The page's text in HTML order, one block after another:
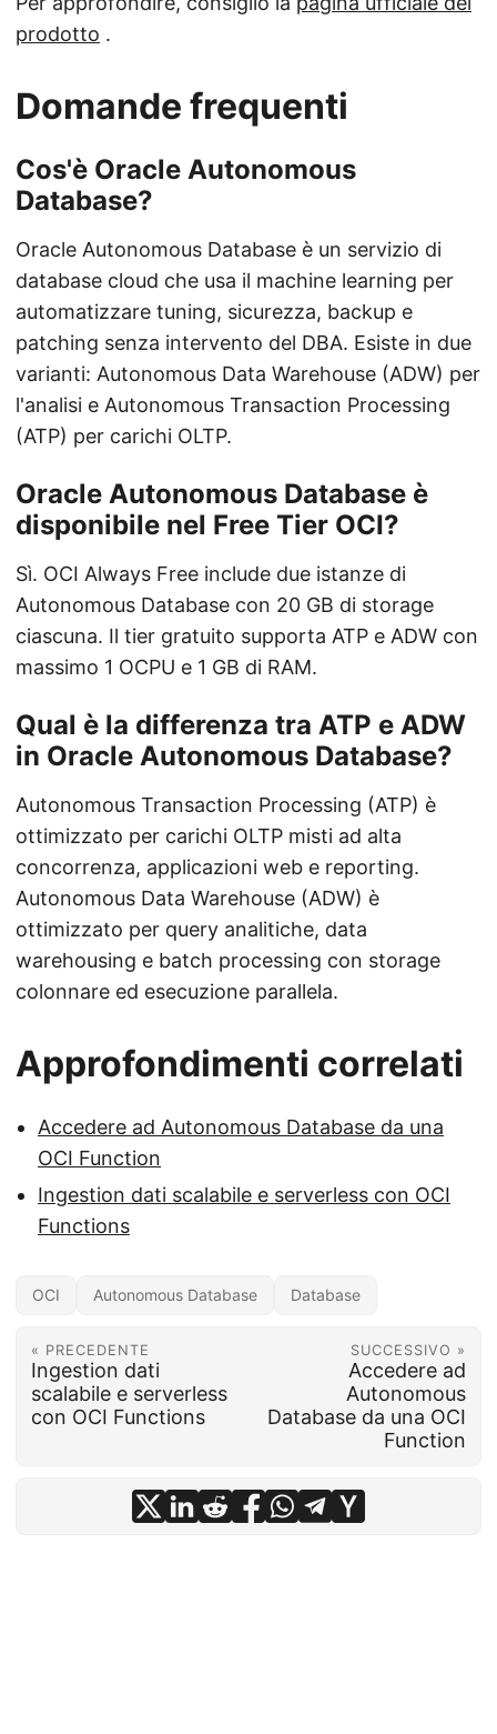
prodotto .
Domande frequenti
Cos'è Oracle Autonomous
Database?
Oracle Autonomous Database è un servizio di
database cloud che usa il machine learning per
automatizzare tuning, sicurezza, backup e
patching senza intervento del DBA. Esiste in due
varianti: Autonomous Data Warehouse (ADW) per
l'analisi e Autonomous Transaction Processing
(ATP) per carichi OLTP.
Oracle Autonomous Database è
disponibile nel Free Tier OCI?
Sì. OCI Always Free include due istanze di
Autonomous Database con 20 GB di storage
ciascuna. Il tier gratuito supporta ATP e ADW con
massimo 1 OCPU e 1 GB di RAM.
Qual è la differenza tra ATP e ADW
in Oracle Autonomous Database?
Autonomous Transaction Processing (ATP) è
ottimizzato per carichi OLTP misti ad alta
concorrenza, applicazioni web e reporting.
Autonomous Data Warehouse (ADW) è
ottimizzato per query analitiche, data
warehousing e batch processing con storage
colonnare ed esecuzione parallela.
Approfondimenti correlati
Accedere ad Autonomous Database da una
OCI Function
Ingestion dati scalabile e serverless con OCI
Functions
OCI Autonomous Database Database
« PRECEDENTE
Ingestion dati
scalabile e serverless
con OCI Functions
SUCCESSIVO »
Accedere ad
Autonomous
Database da una OCI
Function